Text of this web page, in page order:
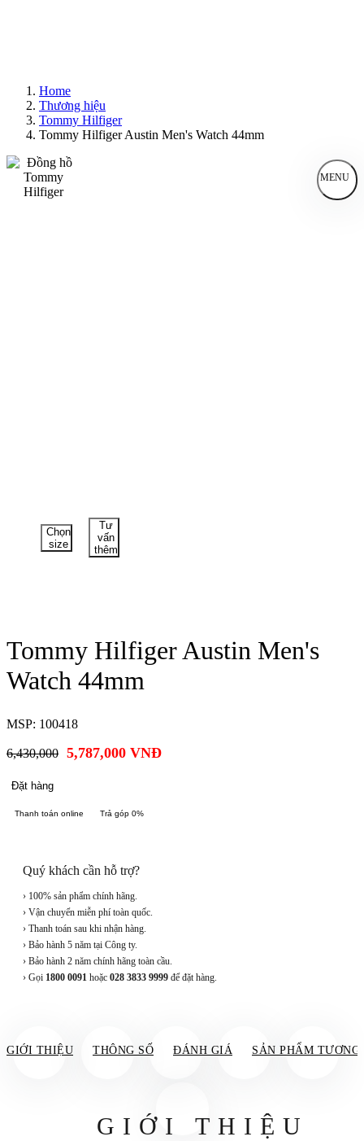
Home
Thương hiệu
Tommy Hilfiger
Tommy Hilfiger Austin Men's Watch 44mm
MENU
Chọn
size
Tư
vấn
thêm
Tommy Hilfiger Austin Men's
Watch 44mm
MSP: 100418
6,430,000 5,787,000 VNĐ
Đặt hàng
Thanh toán online Trả góp 0%
Quý khách cần hỗ trợ?
› 100% sản phẩm chính hãng.
› Vận chuyển miễn phí toàn quốc.
› Thanh toán sau khi nhận hàng.
› Bảo hành 5 năm tại Công ty.
› Bảo hành 2 năm chính hãng toàn cầu.
› Gọi 1800 0091 hoặc 028 3833 9999 để đặt hàng.
GIỚI THIỆU THÔNG SỐ ĐÁNH GIÁ SẢN PHẨM TƯƠNG
GIỚI THIỆU